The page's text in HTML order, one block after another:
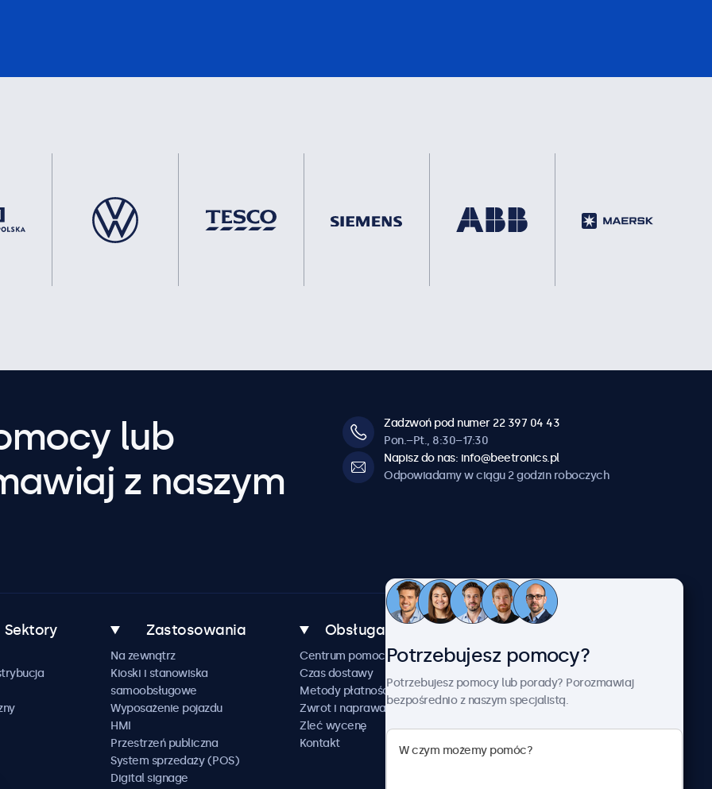
lub
z naszym
Zadzwoń pod numer 22 397 04 43
Pon.–Pt., 8:30–17:30
Napisz do nas: info@beetronics.pl
Odpowiadamy w ciągu 2 godzin roboczych
Sektory Zastosowania
Na zewnątrz
Kioski i stanowiska
samoobsługowe
Wyposażenie pojazdu
HMI
Przestrzeń publiczna
System sprzedaży (POS)
Digital signage
Obsługa klienta
Centrum pomocy
Czas dostawy
Metody płatności
Zwrot i naprawa
Zleć wycenę
Kontakt
Beetronics
Przykłady zastosowania
Aktualności i informacje
Pracuj z nami
Regulamin
Potrzebujesz pomocy?
Potrzebujesz pomocy lub porady? Porozmawiaj
bezpośrednio z naszym specjalistą.